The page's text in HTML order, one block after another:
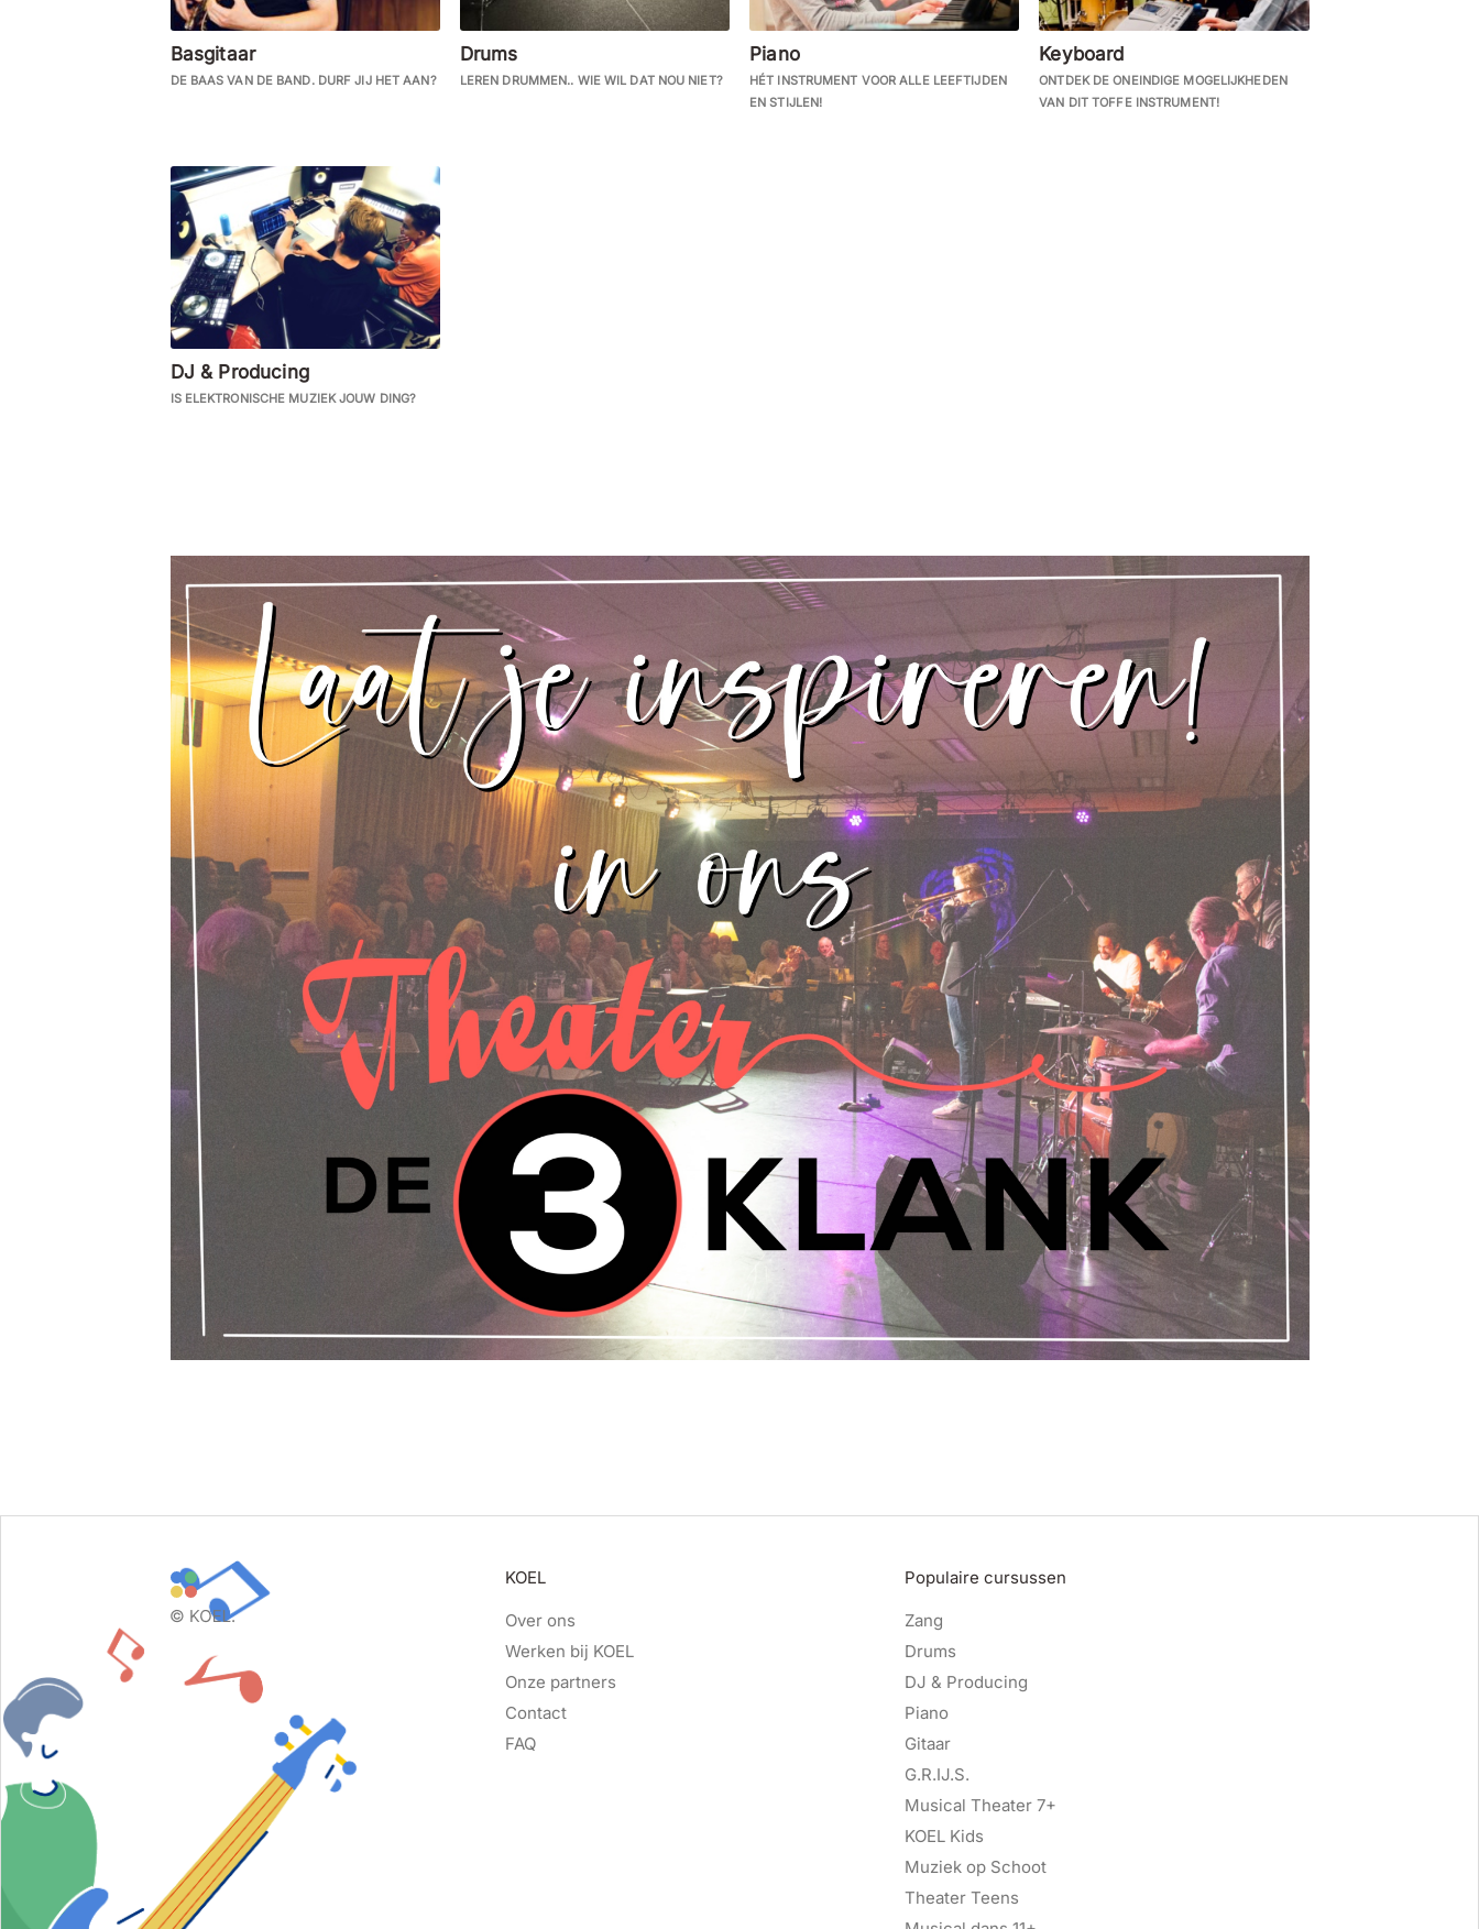
Basgitaar
DE BAAS VAN DE BAND. DURF JIJ HET AAN?
Drums
LEREN DRUMMEN.. WIE WIL DAT NOU NIET?
Piano
HÉT INSTRUMENT VOOR ALLE LEEFTIJDEN
EN STIJLEN!
Keyboard
ONTDEK DE ONEINDIGE MOGELIJKHEDEN
VAN DIT TOFFE INSTRUMENT!
DJ & Producing
IS ELEKTRONISCHE MUZIEK JOUW DING?
KOEL
Over ons
Werken bij KOEL
Onze partners
Contact
FAQ
Populaire cursussen
Zang
Drums
DJ & Producing
Piano
Gitaar
G.R.IJ.S.
Musical Theater 7+
KOEL Kids
Muziek op Schoot
Theater Teens